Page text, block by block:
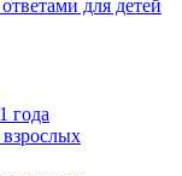
для детей
года